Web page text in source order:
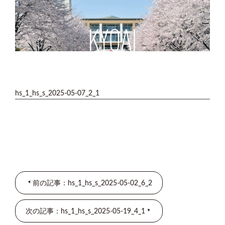
hs_1_hs_s_2025-05-07_2_1
前の記事：hs_1_hs_s_2025-05-02_6_2
次の記事：hs_1_hs_s_2025-05-19_4_1